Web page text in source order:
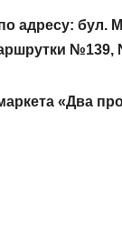
адресу: бул.
«Два